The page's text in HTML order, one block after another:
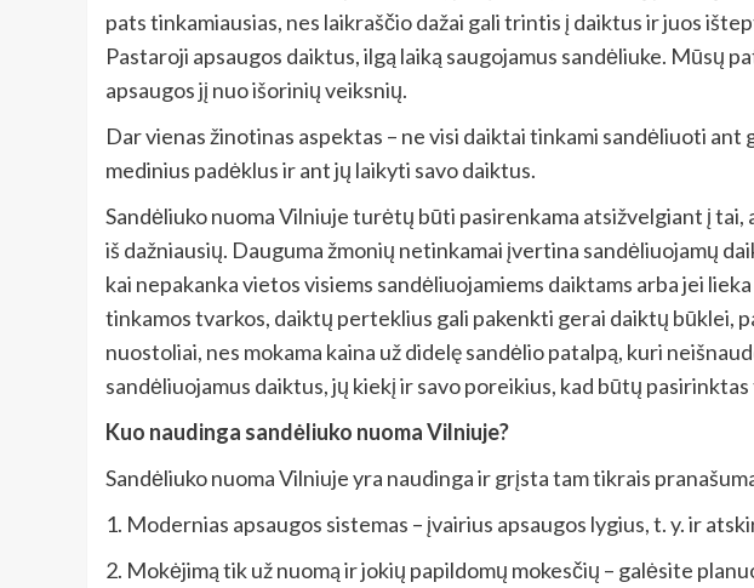
pats tinkamiausias, nes laikraščio dažai gali trintis į daiktus ir juos
Pastaroji apsaugos daiktus, ilgą laiką saugojamus sandėliuke. Mūsų
apsaugos jį nuo išorinių veiksnių.
Dar vienas žinotinas aspektas – ne visi daiktai tinkami sandėliuoti
medinius padėklus ir ant jų laikyti savo daiktus.
Sandėliuko nuoma Vilniuje turėtų būti pasirenkama atsižvelgiant į
iš dažniausių. Dauguma žmonių netinkamai įvertina sandėliuojamų
kai nepakanka vietos visiems sandėliuojamiems daiktams arba jei
tinkamos tvarkos, daiktų perteklius gali pakenkti gerai daiktų būklei,
nuostoliai, nes mokama kaina už didelę sandėlio patalpą, kuri
sandėliuojamus daiktus, jų kiekį ir savo poreikius, kad būtų
Kuo naudinga sandėliuko nuoma Vilniuje?
Sandėliuko nuoma Vilniuje yra naudinga ir grįsta tam tikrais
1. Modernias apsaugos sistemas – įvairius apsaugos lygius, t. y. ir
2. Mokėjimą tik už nuomą ir jokių papildomų mokesčių – galėsite